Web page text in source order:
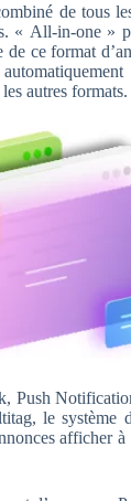
de tous
« All-in-one »
ce format
autres formats.
Push
le système
afficher